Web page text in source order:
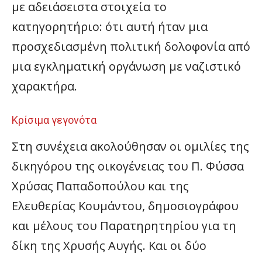
με αδειάσειστα στοιχεία το
κατηγορητήριο: ότι αυτή ήταν μια
προσχεδιασμένη πολιτική δολοφονία από
μια εγκληματική οργάνωση με ναζιστικό
χαρακτήρα.
Κρίσιμα γεγονότα
Στη συνέχεια ακολούθησαν οι ομιλίες της
δικηγόρου της οικογένειας του Π. Φύσσα
Χρύσας Παπαδοπούλου και της
Ελευθερίας Κουμάντου, δημοσιογράφου
και μέλους του Παρατηρητηρίου για τη
δίκη της Χρυσής Αυγής. Και οι δύο